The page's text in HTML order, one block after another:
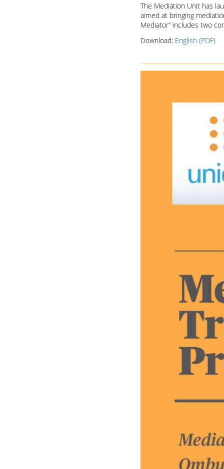
The Mediation Unit has
aimed at bringing
Mediator” includes two
Download: English (PDF)